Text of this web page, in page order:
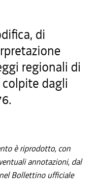
di
regionali di
dagli
è riprodotto, con
annotazioni, dal
Bollettino ufficiale